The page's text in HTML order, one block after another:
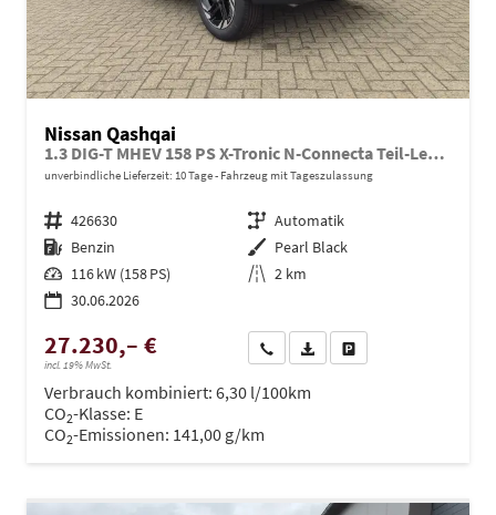
Nissan Qashqai
1.3 DIG-T MHEV 158 PS X-Tronic N-Connecta Teil-Leder PanoGlasdach Klimaautomatik Sitzheizung Lenkradheizung Navi ACC PDC v+h 360°Kamera DAB Bluetooth Touchscreen Apple CarPlay Android Auto 18"LM
unverbindliche Lieferzeit: 10 Tage Fahrzeug mit Tageszulassung
Fahrzeugnr. 426630 Getriebe Automatik
Kraftstoff Benzin Außenfarbe Pearl Black
Leistung 116 kW (158 PS) Kilometerstand 2 km
30.06.2026
27.230,– €
incl. 19% MwSt.
Wir rufen Sie anPDF-Datei, Fahrzeugexposé
Verbrauch kombiniert: 6,30 l/100km
CO2-Klasse: E
CO2-Emissionen: 141,00 g/km